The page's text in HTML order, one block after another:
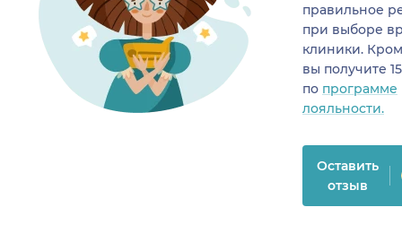
правильное
при выборе
клиники.
вы получите
по программе
лояльности.
Оставить
отзыв